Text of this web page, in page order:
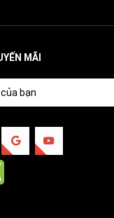
kép tốc độ cao hỗ trợ
MÃI